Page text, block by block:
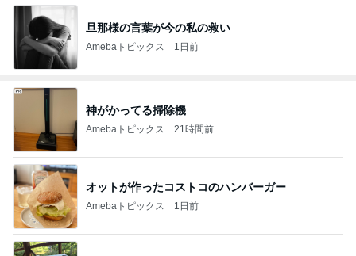
旦那様の言葉が今の私の救い
Amebaトピックス 1日前
神がかってる掃除機
Amebaトピックス 21時間前
オットが作ったコストコのハンバーガー
Amebaトピックス 1日前